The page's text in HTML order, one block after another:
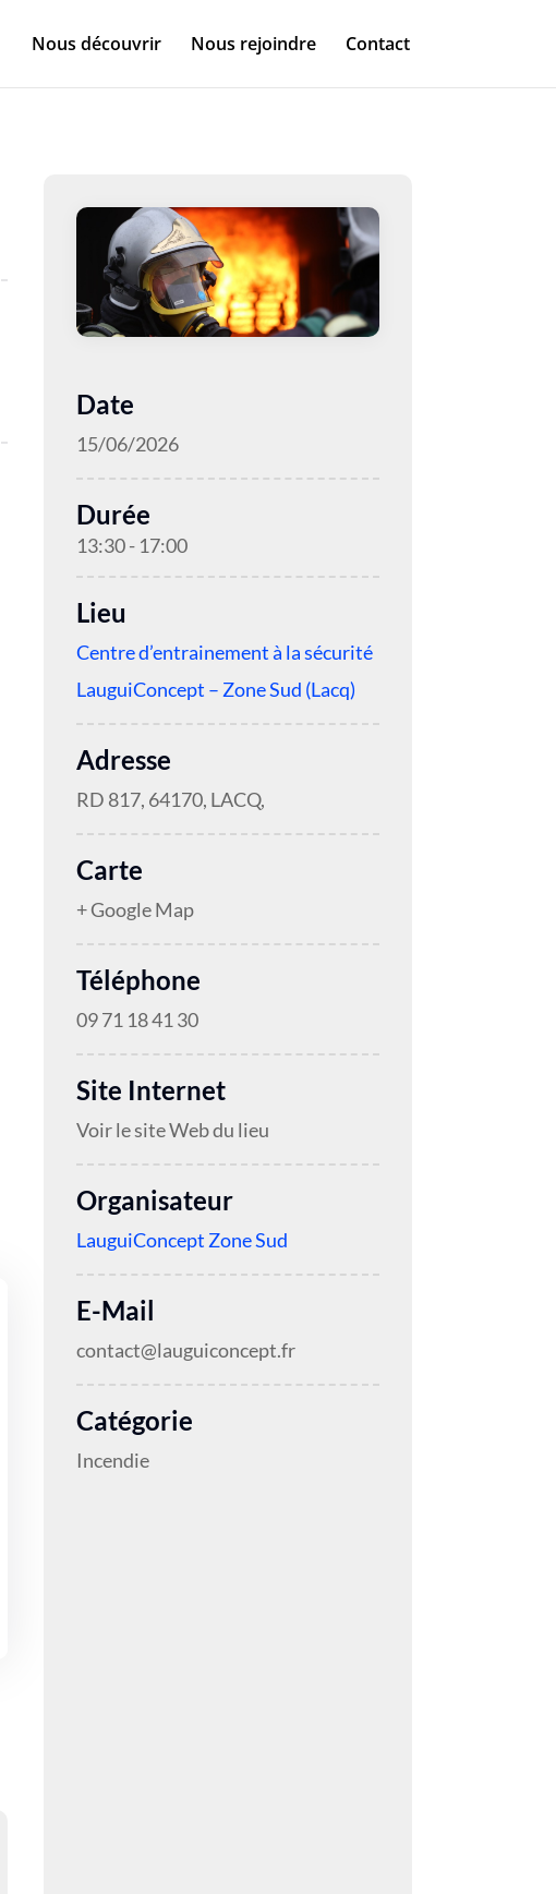
Nous découvrir Nous rejoindre Contact
Date
15/06/2026
Durée
13:30 - 17:00
Lieu
Centre d’entrainement à la sécurité
LauguiConcept – Zone Sud (Lacq)
Adresse
RD 817, 64170, LACQ,
Carte
+ Google Map
Téléphone
09 71 18 41 30
Site Internet
Voir le site Web du lieu
Organisateur
LauguiConcept Zone Sud
E-Mail
contact@lauguiconcept.fr
Catégorie
Incendie